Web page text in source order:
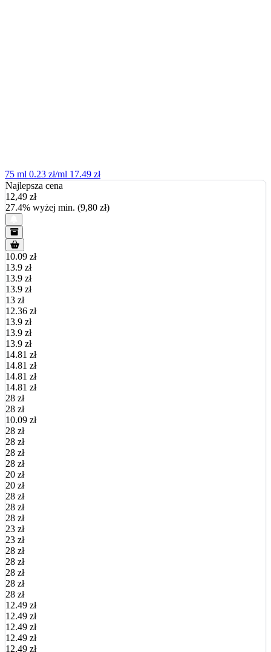
75 ml 0.23 zł/ml 17.49 zł
Najlepsza cena
12,49 zł
27.4% wyżej min. (9,80 zł)
10.09 zł
13.9 zł
13.9 zł
13.9 zł
13 zł
12.36 zł
13.9 zł
13.9 zł
13.9 zł
14.81 zł
14.81 zł
14.81 zł
14.81 zł
28 zł
28 zł
10.09 zł
28 zł
28 zł
28 zł
28 zł
20 zł
20 zł
28 zł
28 zł
28 zł
23 zł
23 zł
28 zł
28 zł
28 zł
28 zł
28 zł
12.49 zł
12.49 zł
12.49 zł
12.49 zł
12.49 zł